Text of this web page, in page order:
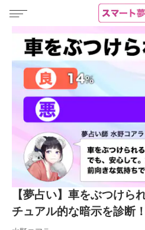
【夢占い】車をぶつけら
チュアル的な暗示を診断！